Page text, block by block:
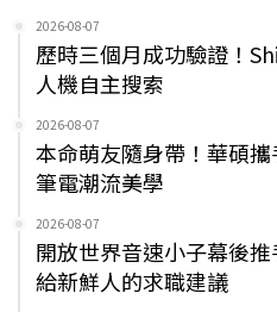
2026-08-07
歷時三個月成功驗證！
人機自主搜索
2026-08-07
本命萌友隨身帶！華碩
筆電潮流美學
2026-08-07
開放世界音速小子幕後
給新鮮人的求職建議